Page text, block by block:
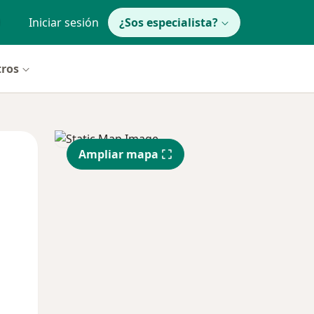
Iniciar sesión ¿Sos especialista?
Mié
12 Ago
Jue
13 Ago
Ampliar mapa